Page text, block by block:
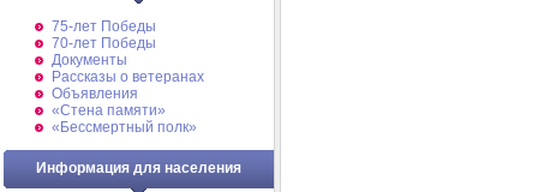
75-лет Победы
70-лет Победы
Документы
Рассказы о ветеранах
Объявления
«Стена памяти»
«Бессмертный полк»
Информация для населения